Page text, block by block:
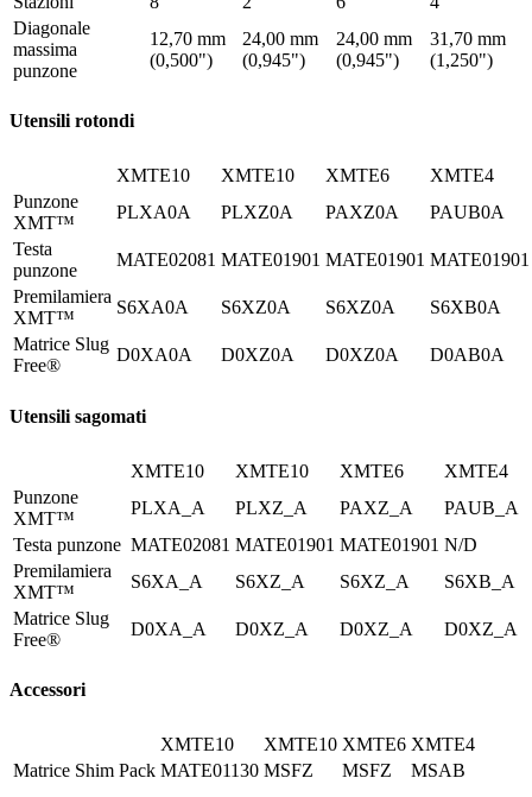
Diagonale
massima
punzone
12,70 mm
(0,500")
24,00 mm
(0,945")
24,00 mm
(0,945")
31,70 mm
(1,250")
Utensili rotondi
XMTE10 XMTE10 XMTE6
XMTE4
Punzone
XMT™
PLXA0A PLXZ0A PAXZ0A
PAUB0A
Testa
punzone
MATE02081 MATE01901 MATE01901 MATE01901
Premilamiera
XMT™
S6XA0A S6XZ0A S6XZ0A
S6XB0A
Matrice Slug
Free®
D0XA0A D0XZ0A D0XZ0A D0AB0A
Utensili sagomati
XMTE10 XMTE10 XMTE6
XMTE4
Punzone
XMT™
PLXA_A PLXZ_A PAXZ_A
PAUB_A
Testa punzone MATE02081 MATE01901 MATE01901 N/D
Premilamiera
XMT™
S6XA_A S6XZ_A S6XZ_A
S6XB_A
Matrice Slug
Free®
D0XA_A D0XZ_A D0XZ_A D0XZ_A
Accessori
XMTE10 XMTE10 XMTE6 XMTE4
Matrice Shim Pack MATE01130 MSFZ MSFZ MSAB